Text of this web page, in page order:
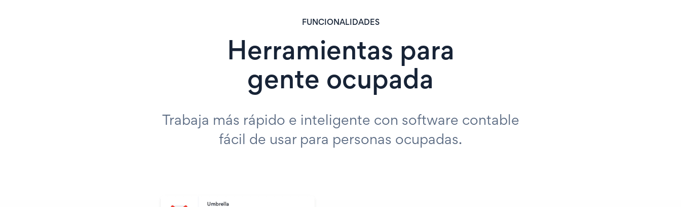
FUNCIONALIDADES
Herramientas para
gente ocupada
Trabaja más rápido e inteligente con software contable
fácil de usar para personas ocupadas.